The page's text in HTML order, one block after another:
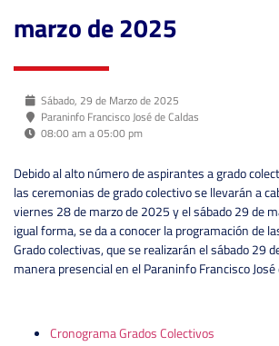
marzo de 2025
Sábado, 29 de Marzo de 2025
Paraninfo Francisco José de Caldas
08:00 am a 05:00 pm
Debido al alto número de aspirantes a grado
las ceremonias de grado colectivo se llevarán a
viernes 28 de marzo de 2025 y el sábado 29 de
igual forma, se da a conocer la programación de
Grado colectivas, que se realizarán el sábado 29
manera presencial en el Paraninfo Francisco José
Cronograma Grados Colectivos